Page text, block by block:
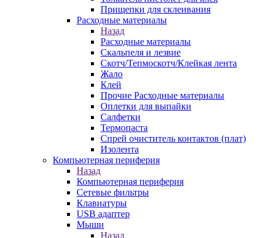
Прищепки для склеивания
Расходные материалы
Назад
Расходные материалы
Скальпеля и лезвие
Скотч/Тепмоскотч/Клейкая лента
Жало
Клей
Прочие Расходные материалы
Оплетки для выпайки
Салфетки
Термопаста
Спрей очиститель контактов (плат)
Изолента
Компьютерная периферия
Назад
Компьютерная периферия
Сетевые фильтры
Клавиатуры
USB адаптер
Мыши
Назад